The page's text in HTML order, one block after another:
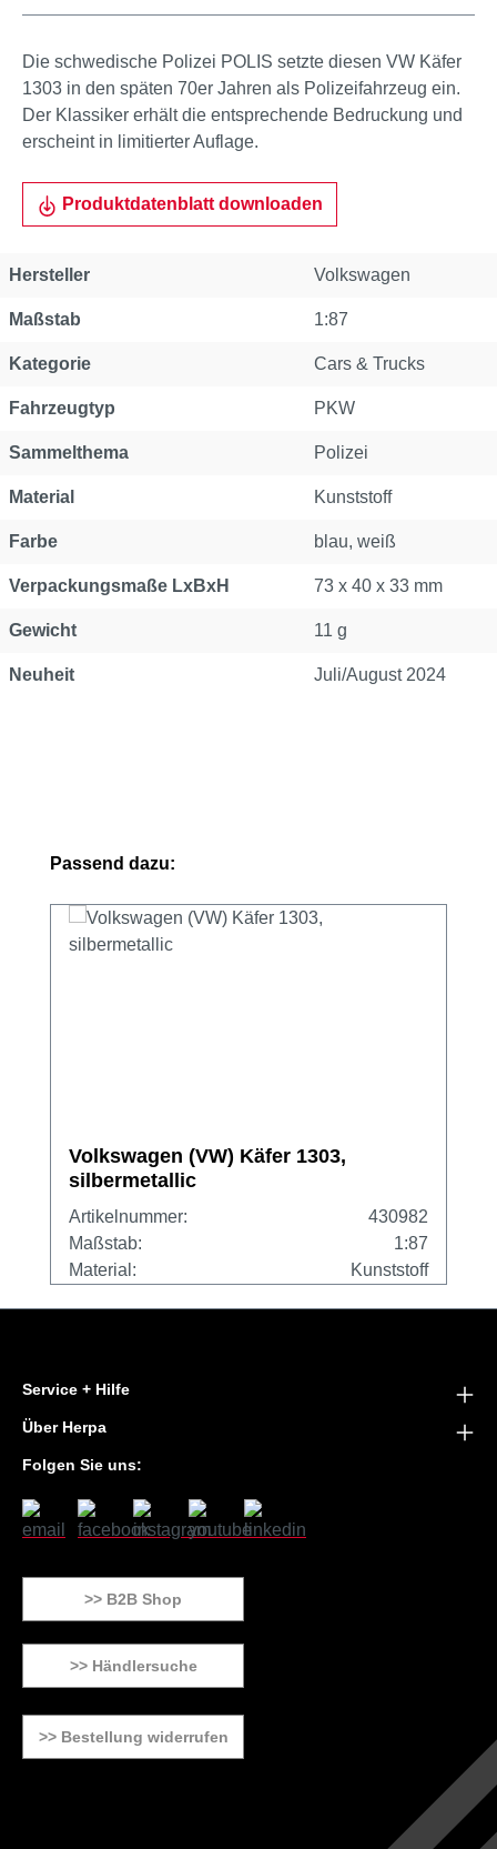
Die schwedische Polizei POLIS setzte diesen VW Käfer
1303 in den späten 70er Jahren als Polizeifahrzeug ein.
Der Klassiker erhält die entsprechende Bedruckung und
erscheint in limitierter Auflage.
Produktdatenblatt downloaden
Hersteller Volkswagen
Maßstab 1:87
Kategorie Cars & Trucks
Fahrzeugtyp PKW
Sammelthema Polizei
Material Kunststoff
Farbe blau, weiß
Verpackungsmaße LxBxH 73 x 40 x 33 mm
Gewicht 11 g
Neuheit Juli/August 2024
Produktgalerie überspringen
Passend dazu:
Volkswagen (VW) Käfer 1303,
silbermetallic
Artikelnummer:
430982
Maßstab:
1:87
Material:
Kunststoff
Service + Hilfe
Über Herpa
Folgen Sie uns:
>> B2B Shop
>> Händlersuche
>> Bestellung widerrufen